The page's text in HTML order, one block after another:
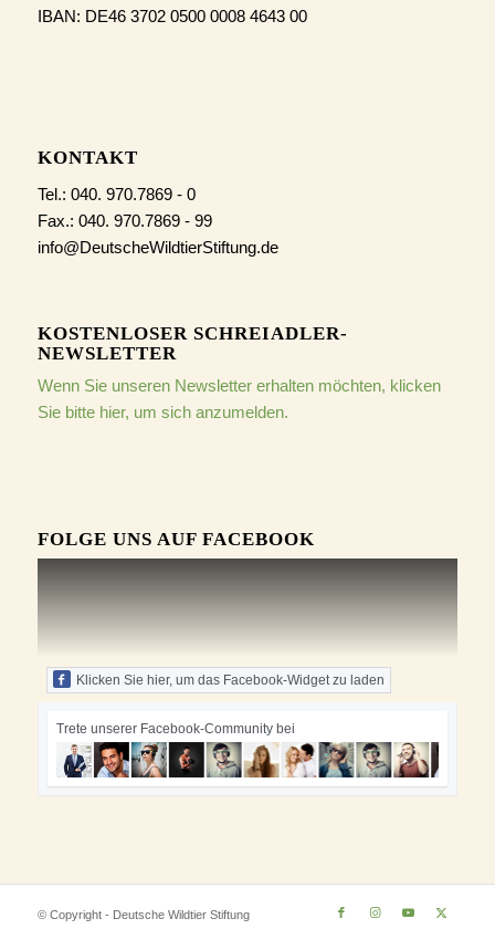
IBAN: DE46 3702 0500 0008 4643 00
KONTAKT
Tel.: 040. 970.7869 - 0
Fax.: 040. 970.7869 - 99
info@DeutscheWildtierStiftung.de
KOSTENLOSER SCHREIADLER-
NEWSLETTER
Wenn Sie unseren Newsletter erhalten möchten, klicken
Sie bitte hier, um sich anzumelden.
FOLGE UNS AUF FACEBOOK
Klicken Sie hier, um das Facebook-Widget zu laden
Trete unserer Facebook-Community bei
© Copyright - Deutsche Wildtier Stiftung